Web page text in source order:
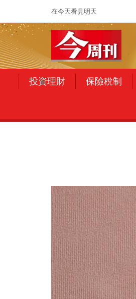
在今天看見明天
投資理財 保險稅制